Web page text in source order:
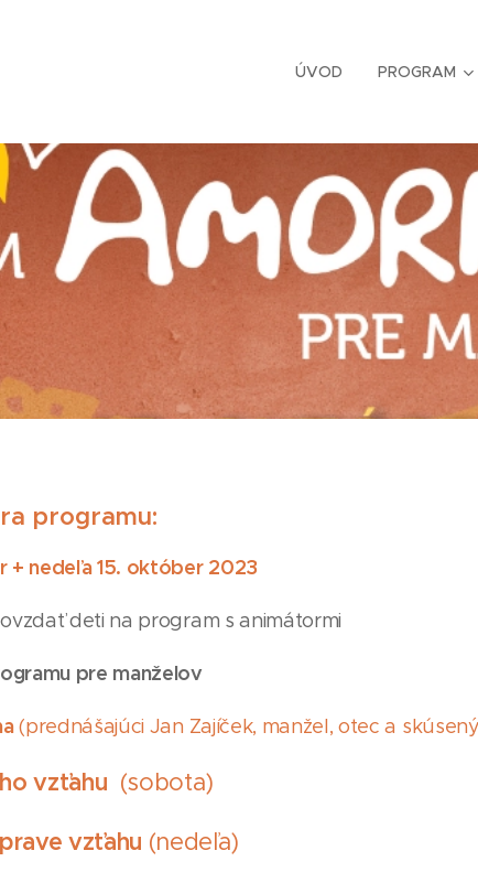
ÚVOD PROGRAM
programu:
+ nedeľa 15. október 2023
deti na program s animátormi
pre manželov
(prednášajúci Jan Zajíček, manžel, otec a
vzťahu (sobota)
vzťahu (nedeľa)